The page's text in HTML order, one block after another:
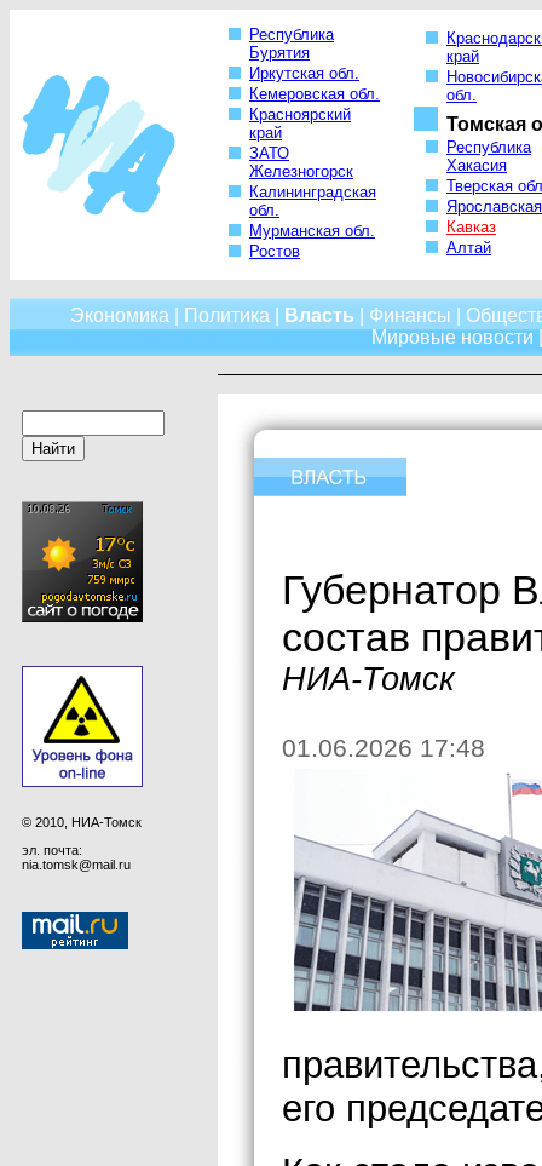
Республика
Бурятия
Иркутская обл.
Кемеровская обл.
Красноярский
край
ЗАТО
Железногорск
Калининградская
обл.
Мурманская обл.
Ростов
край
обл.
Томская
Республика
Хакасия
Тверская
Кавказ
Алтай
Экономика Политика Власть Финансы
Мировые новости
© 2010, НИА-Томск
эл. почта:
nia.tomsk@mail.ru
Губернатор
состав
НИА-Томск
01.06.2026 17:48
его